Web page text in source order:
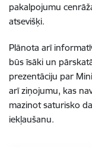
pakalpojumu
atsevišķi.
Plānota arī
būs īsāki un
prezentāciju par
arī ziņojumu, kas
mazinot saturisko
iekļaušanu.